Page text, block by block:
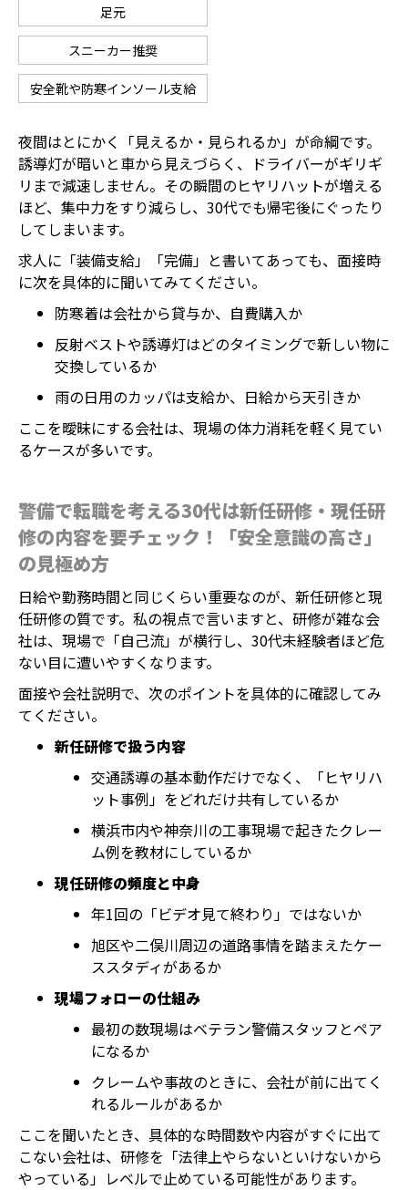
足元
スニーカー推奨
安全靴や防寒インソール支給
夜間はとにかく「見えるか・見られるか」が命綱です。
誘導灯が暗いと車から見えづらく、ドライバーがギリギ
リまで減速しません。その瞬間のヒヤリハットが増える
ほど、集中力をすり減らし、30代でも帰宅後にぐったり
してしまいます。
求人に「装備支給」「完備」と書いてあっても、面接時
に次を具体的に聞いてみてください。
防寒着は会社から貸与か、自費購入か
反射ベストや誘導灯はどのタイミングで新しい物に
交換しているか
雨の日用のカッパは支給か、日給から天引きか
ここを曖昧にする会社は、現場の体力消耗を軽く見てい
るケースが多いです。
警備で転職を考える30代は新任研修・現任研
修の内容を要チェック！「安全意識の高さ」
の見極め方
日給や勤務時間と同じくらい重要なのが、新任研修と現
任研修の質です。私の視点で言いますと、研修が雑な会
社は、現場で「自己流」が横行し、30代未経験者ほど危
ない目に遭いやすくなります。
面接や会社説明で、次のポイントを具体的に確認してみ
てください。
新任研修で扱う内容
交通誘導の基本動作だけでなく、「ヒヤリハ
ット事例」をどれだけ共有しているか
横浜市内や神奈川の工事現場で起きたクレー
ム例を教材にしているか
現任研修の頻度と中身
年1回の「ビデオ見て終わり」ではないか
旭区や二俣川周辺の道路事情を踏まえたケー
ススタディがあるか
現場フォローの仕組み
最初の数現場はベテラン警備スタッフとペア
になるか
クレームや事故のときに、会社が前に出てく
れるルールがあるか
ここを聞いたとき、具体的な時間数や内容がすぐに出て
こない会社は、研修を「法律上やらないといけないから
やっている」レベルで止めている可能性があります。